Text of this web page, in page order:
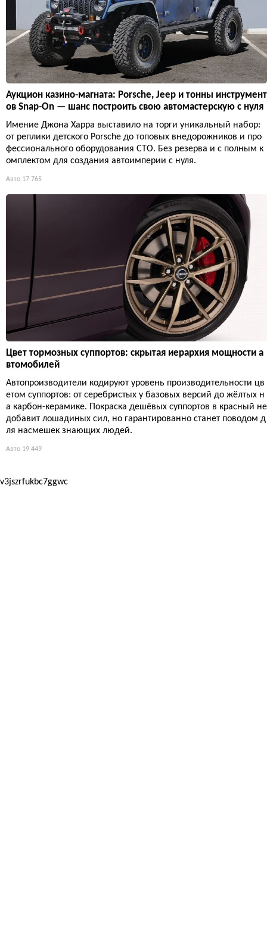
Аукцион казино-магната: Porsche, Jeep и тонны инструмент
ов Snap-On — шанс построить свою автомастерскую с нуля
Имение Джона Харра выставило на торги уникальный набор:
от реплики детского Porsche до топовых внедорожников и про
фессионального оборудования СТО. Без резерва и с полным к
омплектом для создания автоимперии с нуля.
Авто 17 765
Цвет тормозных суппортов: скрытая иерархия мощности а
втомобилей
Автопроизводители кодируют уровень производительности цв
етом суппортов: от серебристых у базовых версий до жёлтых н
а карбон-керамике. Покраска дешёвых суппортов в красный не
добавит лошадиных сил, но гарантированно станет поводом д
ля насмешек знающих людей.
Авто 19 449
v3jszrfukbc7ggwc